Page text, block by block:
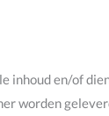
inhoud en/of
worden